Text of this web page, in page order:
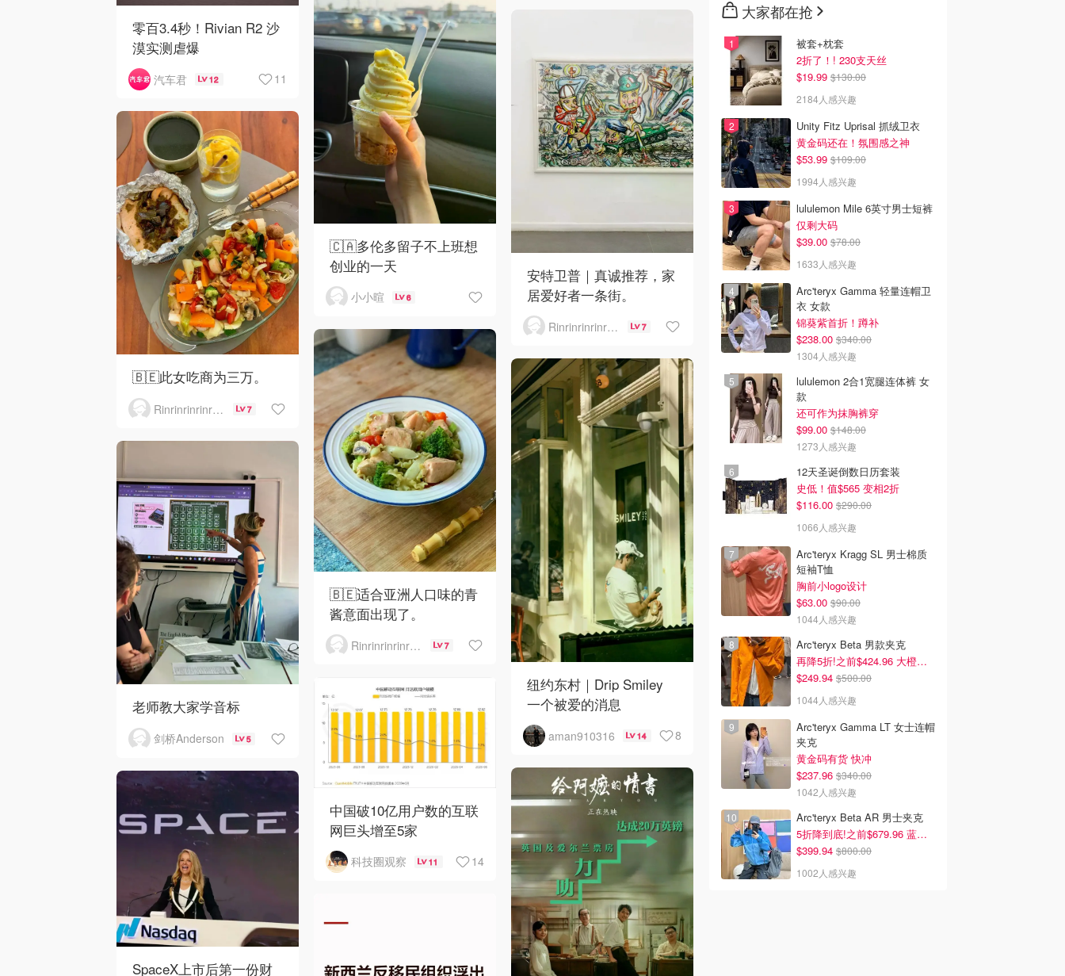
零百3.4秒！Rivian R2 沙
漠实测虐爆
汽车君 12 11
🇨🇦多伦多留子不上班想
创业的一天
小小暄 6
安特卫普｜真诚推荐，家
居爱好者一条街。
Rinrinrinrinrinrinrin 7
🇧🇪此女吃商为三万。
Rinrinrinrinrinrinrin 7
🇧🇪适合亚洲人口味的青
酱意面出现了。
Rinrinrinrinrinrinrin 7
纽约东村｜Drip Smiley
一个被爱的消息
aman910316 14 8
老师教大家学音标
剑桥Anderson 5
中国破10亿用户数的互联
网巨头增至5家
科技圈观察 11 14
SpaceX上市后第一份财
大家都在抢
被套+枕套
2折了！! 230支天丝
$19.99 $130.00
2184人感兴趣
Unity Fitz Uprisal 抓绒卫衣
黄金码还在！氛围感之神
$53.99 $109.00
1994人感兴趣
lululemon Mile 6英寸男士短裤
仅剩大码
$39.00 $78.00
1633人感兴趣
Arc'teryx Gamma 轻量连帽卫
衣 女款
锦葵紫首折！蹲补
$238.00 $340.00
1304人感兴趣
lululemon 2合1宽腿连体裤 女
款
还可作为抹胸裤穿
$99.00 $148.00
1273人感兴趣
12天圣诞倒数日历套装
史低！值$565 变相2折
$116.00 $290.00
1066人感兴趣
Arc'teryx Kragg SL 男士棉质
短袖T恤
胸前小logo设计
$63.00 $90.00
1044人感兴趣
Arc'teryx Beta 男款夹克
再降5折!之前$424.96 大橙子好显白 蹲补
$249.94 $500.00
1044人感兴趣
Arc'teryx Gamma LT 女士连帽
夹克
黄金码有货 快冲
$237.96 $340.00
1042人感兴趣
Arc'teryx Beta AR 男士夹克
5折降到底!之前$679.96 蓝色款有货
$399.94 $800.00
1002人感兴趣